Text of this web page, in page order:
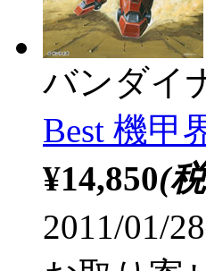
バンダイ
Best 機甲
¥14,850(
2011/01/